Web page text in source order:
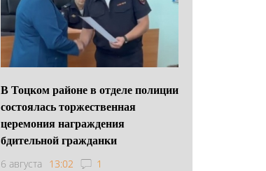
В Тоцком районе в отделе полиции
состоялась торжественная
церемония награждения
бдительной гражданки
6 августа 13:02 1